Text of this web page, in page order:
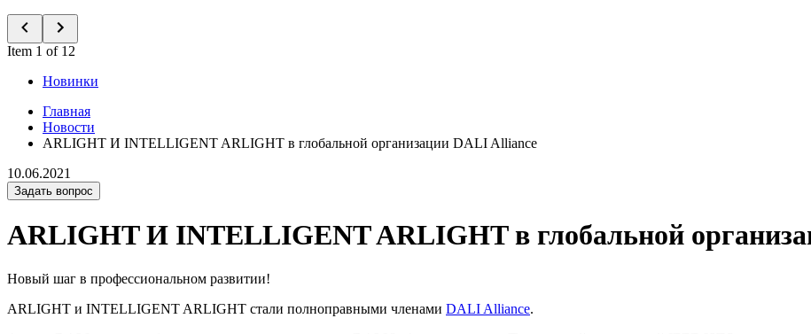
Item 1 of 12
Новинки
Главная
Новости
ARLIGHT И INTELLIGENT ARLIGHT в глобальной организации DALI Alliance
10.06.2021
Задать вопрос
ARLIGHT И INTELLIGENT ARLIGHT в глобальной
Новый шаг в профессиональном развитии!
ARLIGHT и INTELLIGENT ARLIGHT стали полноправными членами DALI Alliance.